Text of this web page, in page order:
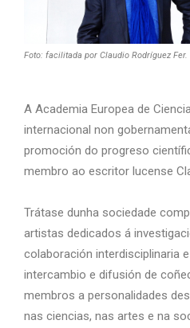
Foto: facilitada por Claudio Rodríguez Fer.
A Academia Europea de
internacional non
promoción do progreso
membro ao escritor lucense
Trátase dunha sociedade
artistas dedicados á
colaboración interdisciplinaria
intercambio e difusión de
membros a personalidades
nas ciencias, nas artes e na